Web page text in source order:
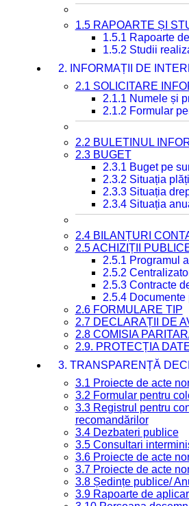
1.5 RAPOARTE ȘI
1.5.1 Rapoarte
1.5.2 Studii
2. INFORMAȚII DE
2.1 SOLICITARE
2.1.1 Numele și
2.1.2 Formular
2.2 BULETINUL
2.3 BUGET
2.3.1 Buget pe
2.3.2 Situația
2.3.3 Situația
2.3.4 Situația
2.4 BILANȚURI
2.5 ACHIZIȚII
2.5.1 Programul
2.5.2
2.5.3 Contracte
2.5.4
2.6 FORMULARE TIP
2.7 DECLARAȚII DE
2.8 COMISIA
2.9. PROTECȚIA
3. TRANSPARENȚĂ
3.1 Proiecte de acte
3.2 Formular pentru
3.3 Registrul pentru
recomandărilor
3.4 Dezbateri publice
3.5 Consultari
3.6 Proiecte de acte
3.7 Proiecte de acte
3.8 Ședințe publice/
3.9 Rapoarte de